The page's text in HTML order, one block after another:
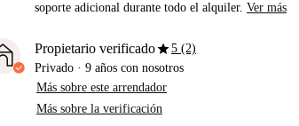
soporte adicional durante todo el alquiler. Ver más
Propietario verificadostar5 (2)
Privado · 9 años con nosotros
Más sobre este arrendador
Más sobre la verificación